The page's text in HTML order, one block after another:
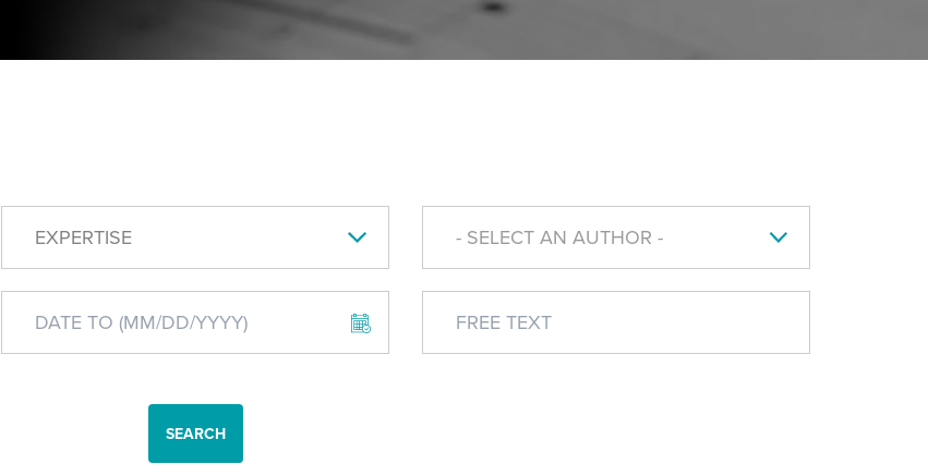
EXPERTISE - SELECT AN AUTHOR -
SEARCH